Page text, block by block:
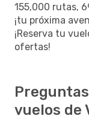
155,000 rutas,
¡tu próxima
¡Reserva tu
ofertas!
vuelos de